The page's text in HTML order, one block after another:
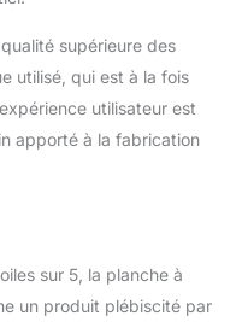
supérieure des
utilisé, qui est à la fois
utilisateur est
apporté à la fabrication
sur 5, la planche à
un produit plébiscité par